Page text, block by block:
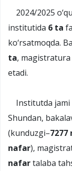
2024/2025
institutida 6 ta
ko‘rsatmoqda.
ta,
etadi.
Institutda jami
Shundan,
(kunduzgi–
nafar),
nafartalaba